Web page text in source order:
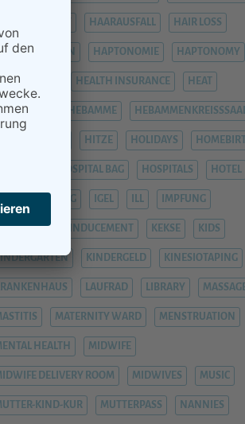
HAARAUSFALL HAIR LOSS
HAPTONOMIE HAPTONOMY
HEALTH INSURANCE HEAT
LEGS HEBAMME
HITZE HOLIDAYS
HOSPITAL BAG HOSPITALS HOTEL
HYPNOBIRTHING IGEL ILL IMPFUNG
INDUCEMENT KEKSE KIDS
KINDERGELD KINESIOTAPING
LAUFRAD LIBRARY
MATERNITY WARD MENSTRUATION
HEALTH MIDWIFE
DELIVERY ROOM MIDWIVES MUSIC
KIND-KUR MUTTERPASS NANNIES